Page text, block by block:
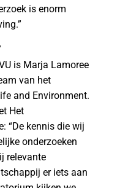
is enorm
is Marja Lamoree
van het
and Environment.
Het
“De kennis die wij
onderzoeken
relevante
er iets aan